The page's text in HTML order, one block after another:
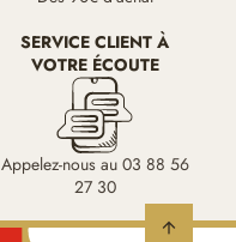
SERVICE CLIENT À
VOTRE ÉCOUTE
Appelez-nous au 03 88 56
27 30
arrow_upward